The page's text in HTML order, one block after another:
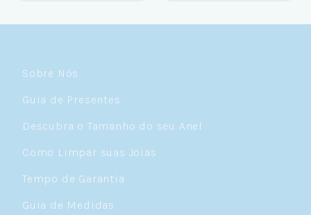
Sobre Nós
Guia de Presentes
Descubra o Tamanho do seu Anel
Como Limpar suas Joias
Tempo de Garantia
Guia de Medidas